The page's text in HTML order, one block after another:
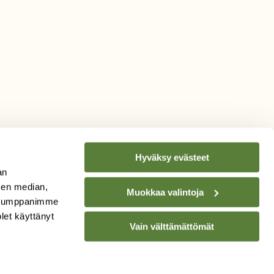
median,
käyttänyt
Hyväksy evästeet
Muokkaa valintoja
Vain välttämättömät
SUOMEN
LUONNONUUTIS­KIRJE